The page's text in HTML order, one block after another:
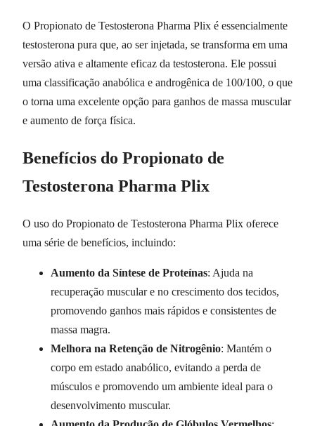
O Propionato de Testosterona Pharma Plix é essencialmente
testosterona pura que, ao ser injetada, se transforma em uma
versão ativa e altamente eficaz da testosterona. Ele possui
uma classificação anabólica e androgênica de 100/100, o que
o torna uma excelente opção para ganhos de massa muscular
e aumento de força física.
Benefícios do Propionato de
Testosterona Pharma Plix
O uso do Propionato de Testosterona Pharma Plix oferece
uma série de benefícios, incluindo:
Aumento da Síntese de Proteínas: Ajuda na
recuperação muscular e no crescimento dos tecidos,
promovendo ganhos mais rápidos e consistentes de
massa magra.
Melhora na Retenção de Nitrogênio: Mantém o
corpo em estado anabólico, evitando a perda de
músculos e promovendo um ambiente ideal para o
desenvolvimento muscular.